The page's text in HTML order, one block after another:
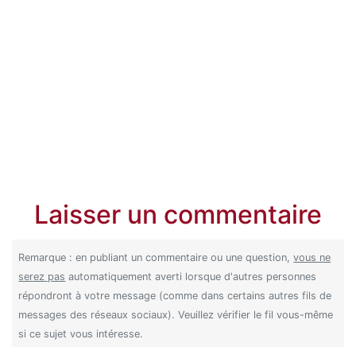
Laisser un commentaire
Remarque : en publiant un commentaire ou une question,vous ne
serez pas automatiquement averti lorsque d'autres personnes
répondront à votre message (comme dans certains autres fils de
messages des réseaux sociaux). Veuillez vérifier le fil vous-même
si ce sujet vous intéresse.